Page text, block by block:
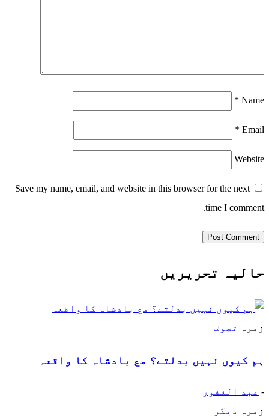
Name
*
Email
*
Website
Save my name, email, and website in this browser for the next
time I comment.
حالیہ تحریریں
زمرہ تصوف
ہم کیوں نہیں بدلتے؟ مع بادشاہ کا واقعہ
- عبد الغفور
زمرہ
دیگر